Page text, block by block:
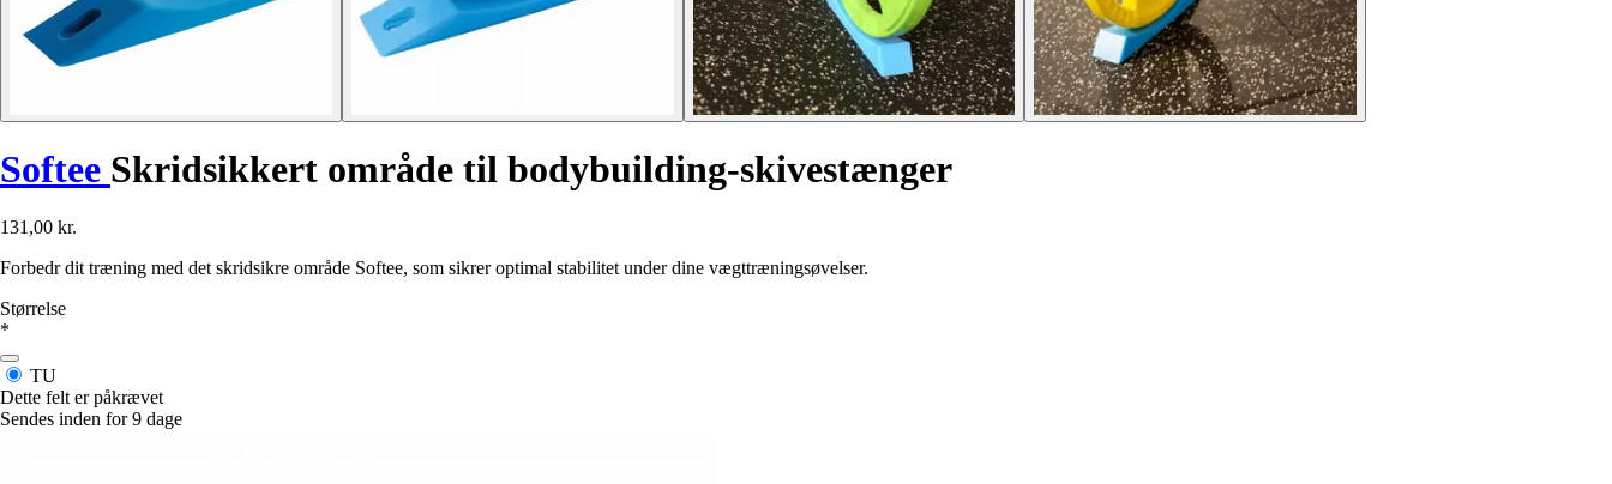
Softee Skridsikkert område til bodybuilding-skivestænger
131,00 kr.
Forbedr dit træning med det skridsikre område Softee, som sikrer optimal stabilitet under dine vægttræningsøvelser.
Størrelse
*
TU
Dette felt er påkrævet
Sendes inden for 9 dage